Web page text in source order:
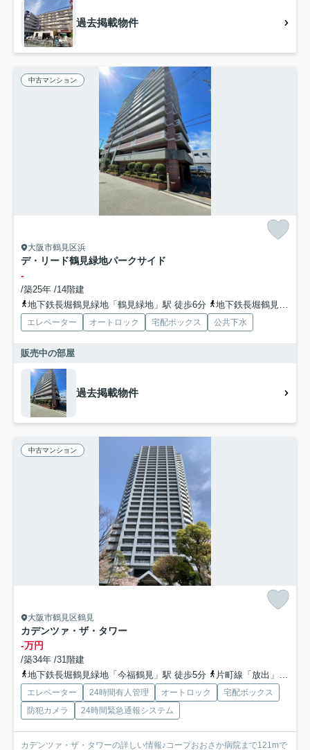
過去掲載物件
中古マンション
大阪市鶴見区浜
デ・リード鶴見緑地パークサイド
-
/築25年 /14階建
地下鉄長堀鶴見緑地「鶴見緑地」駅 徒歩6分
地下鉄長堀鶴見緑地「門真南」駅 徒歩17分
エレベーター オートロック 宅配ボックス 公共下水
販売中の部屋
過去掲載物件
中古マンション
大阪市鶴見区鶴見
カデンツァ・ザ・タワー
-万円
/築34年 /31階建
地下鉄長堀鶴見緑地「今福鶴見」駅 徒歩5分
片町線「放出」駅 徒歩23分
エレベーター 24時間有人管理 オートロック
宅配ボックス
防犯カメラ
24時間緊急通報システム
カデンツァ・ザ・タワーの詳しい情報♪コープおおさか病院まで121mで